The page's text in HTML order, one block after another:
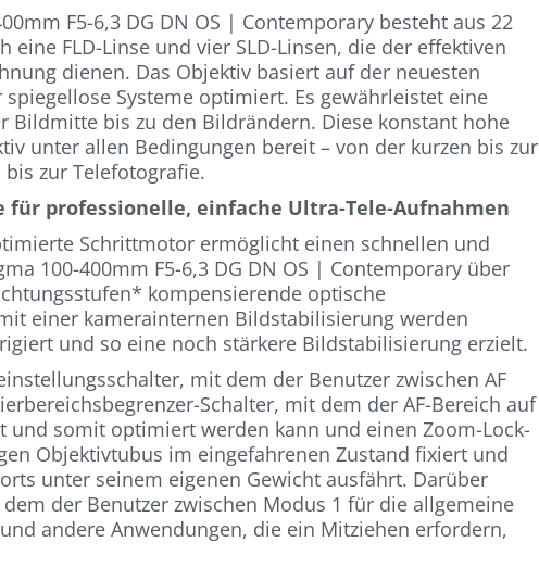
F5-6,3 DG DN OS | Contemporary besteht aus 22
FLD-Linse und vier SLD-Linsen, die der effektiven
dienen. Das Objektiv basiert auf der neuesten
Systeme optimiert. Es gewährleistet eine
bis zu den Bildrändern. Diese konstant hohe
unter allen Bedingungen bereit – von der kurzen bis zur
zur Telefotografie.
professionelle, einfache Ultra-Tele-Aufnahmen
Schrittmotor ermöglicht einen schnellen und
100-400mm F5-6,3 DG DN OS | Contemporary über
kompensierende optische
einer kamerainternen Bildstabilisierung werden
und so eine noch stärkere Bildstabilisierung erzielt.
mit dem der Benutzer zwischen AF
Schalter, mit dem der AF-Bereich auf
somit optimiert werden kann und einen Zoom-Lock-
Objektivtubus im eingefahrenen Zustand fixiert und
unter seinem eigenen Gewicht ausfährt. Darüber
der Benutzer zwischen Modus 1 für die allgemeine
andere Anwendungen, die ein Mitziehen erfordern,